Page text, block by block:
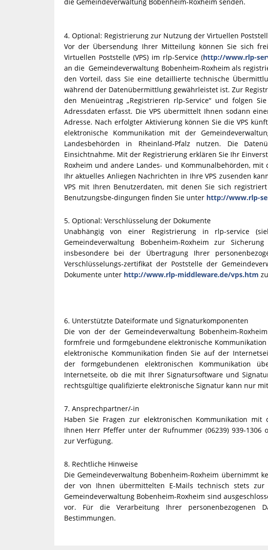
4. Optional: Registrierung zur Nutzung der Virtuellen
Vor der Übersendung Ihrer Mitteilung können Sie sich
Virtuellen Poststelle (VPS) im rlp-Service (http://www.rlp-
an die Gemeindeverwaltung Bobenheim-Roxheim als
den Vorteil, dass Sie eine detaillierte technische
während der Datenübermittlung gewährleistet ist. Zur
den Menüeintrag „Registrieren rlp-Service“ und folgen
Adressdaten erfasst. Die VPS übermittelt Ihnen sodann
Adresse. Nach erfolgter Aktivierung können Sie die VPS
elektronische Kommunikation mit der
Landesbehörden in Rheinland-Pfalz nutzen. Die
Einsichtnahme. Mit der Registrierung erklären Sie Ihr
Roxheim und andere Landes- und Kommunalbehörden,
Ihr aktuelles Anliegen Nachrichten in Ihre VPS zusenden
VPS mit Ihren Benutzerdaten, mit denen Sie sich
Benutzungsbe-dingungen finden Sie unter http://www.rlp-
5. Optional: Verschlüsselung der Dokumente
Unabhängig von einer Registrierung in rlp-service
Gemeindeverwaltung Bobenheim-Roxheim zur
insbesondere bei der Übertragung Ihrer
Verschlüsselungs-zertifikat der Poststelle der
Dokumente unterhttp://www.rlp-middleware.de/vps.htm
6. Unterstützte Dateiformate und Signaturkomponenten
Die von der der Gemeindeverwaltung Bobenheim-
formfreie und formgebundene elektronische
elektronische Kommunikation finden Sie auf der
der formgebundenen elektronischen Kommunikation
Internetseite, ob die mit Ihrer Signatursoftware und
rechtsgültige qualifizierte elektronische Signatur kann nur
7. Ansprechpartner/-in
Haben Sie Fragen zur elektronischen Kommunikation mit
Ihnen Herr Pfeffer unter der Rufnummer (06239) 939-1306
zur Verfügung.
8. Rechtliche Hinweise
Die Gemeindeverwaltung Bobenheim-Roxheim übernimmt
der von Ihnen übermittelten E-Mails technisch stets zur
Gemeindeverwaltung Bobenheim-Roxheim sind
vor. Für die Verarbeitung Ihrer personenbezogenen
Bestimmungen.